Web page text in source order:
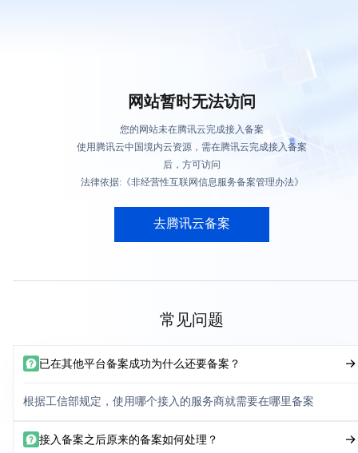
网站暂时无法访问
您的网站未在腾讯云完成接入备案
使用腾讯云中国境内云资源，需在腾讯云完成接入备案
后，方可访问
法律依据:《非经营性互联网信息服务备案管理办法》
去腾讯云备案
常见问题
已在其他平台备案成功为什么还要备案？
根据工信部规定，使用哪个接入的服务商就需要在哪里备案
接入备案之后原来的备案如何处理？